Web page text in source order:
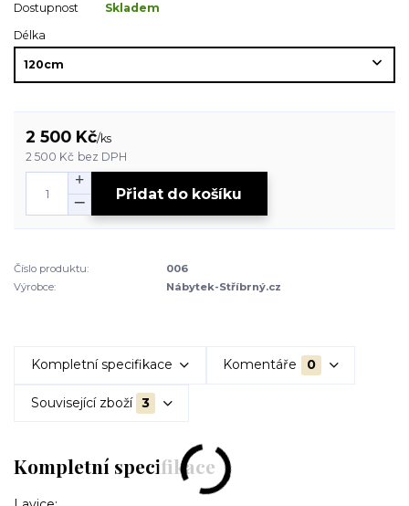
Dostupnost
Skladem
Délka
2 500 Kč/ks
2 500 Kč bez DPH
Přidat do košíku
Číslo produktu:
006
Výrobce:
Nábytek-Stříbrný.cz
Kompletní specifikace Komentáře 0
Související zboží 3
Kompletní specifikace